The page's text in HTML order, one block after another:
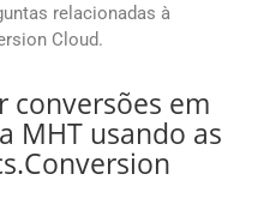
relacionadas à
Cloud.
conversões em
MHT usando as